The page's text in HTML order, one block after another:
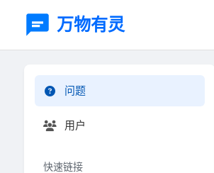
万物有灵
问题
用户
快速链接